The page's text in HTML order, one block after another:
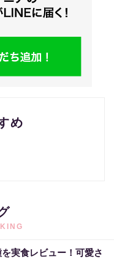
め
実食レビュー！可愛さ